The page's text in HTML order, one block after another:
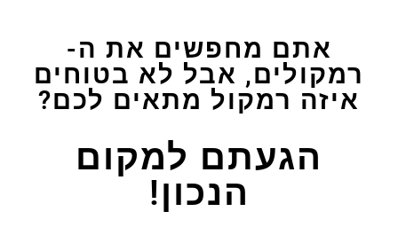
אתם מחפשים את ה-
רמקולים, אבל לא בטוחים
איזה רמקול מתאים לכם?
הגעתם למקום
הנכון!